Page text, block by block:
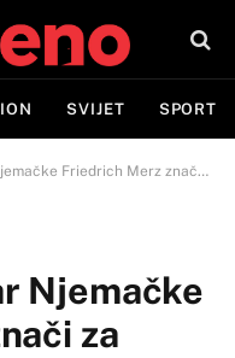
SVIJET SPORT
Merz znači za Evropsku uniju?
Njemačke
za